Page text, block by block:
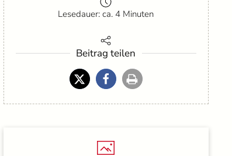
Lesedauer: ca. 4 Minuten
Beitrag teilen